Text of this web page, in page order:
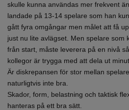
skulle kunna användas mer frekvent
landade på 13-14 spelare som han
gått fyra omgångar men målet att få
just nu lite avlägset. Men spelare som
från start, måste leverera på en nivå
kollegor är trygga med att dela ut
Är diskrepansen för stor mellan
naturligtvis inte bra.
Skador, form, belastning och taktisk
hanteras på ett bra sätt.